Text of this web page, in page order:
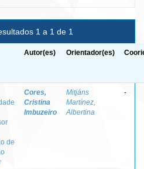
1 a 1 de 1
Autor(es) Orientador(es)
de
Cores,
Cristina
Imbuzeiro
Mitjáns
Martínez,
Albertina
-